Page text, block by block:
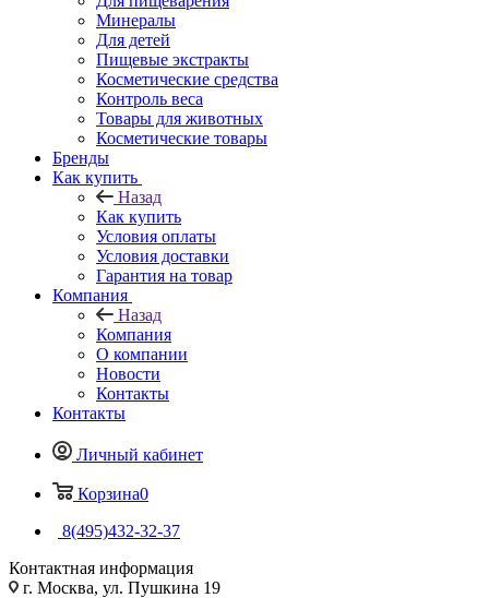
Минералы
Для детей
Пищевые экстракты
Косметические средства
Контроль веса
Товары для животных
Косметические товары
Бренды
Как купить
Назад
Как купить
Условия оплаты
Условия доставки
Гарантия на товар
Компания
Назад
Компания
О компании
Новости
Контакты
Контакты
Личный кабинет
Корзина0
8(495)432-32-37
Контактная информация
г. Москва, ул. Пушкина 19